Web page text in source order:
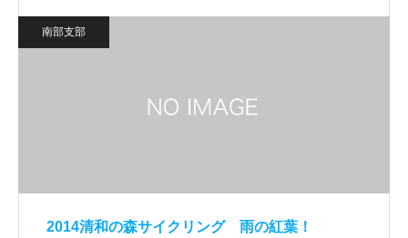
南部支部
2014清和の森サイクリング 雨の紅葉！